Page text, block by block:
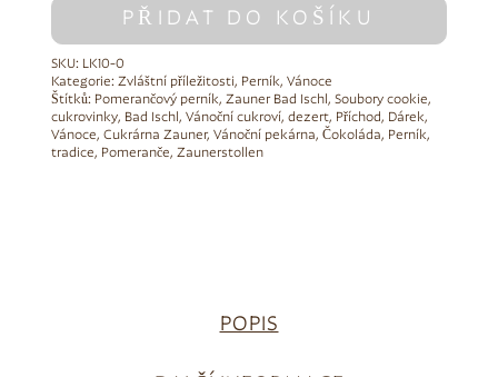
PŘIDAT DO KOŠÍKU
SKU: LK10-0
Kategorie: Zvláštní příležitosti, Perník, Vánoce
Štítků: Pomerančový perník, Zauner Bad Ischl , Soubory cookie,
cukrovinky, Bad Ischl , Vánoční cukroví, dezert, Příchod, Dárek,
Vánoce, Cukrárna Zauner, Vánoční pekárna, Čokoláda, Perník,
tradice, Pomeranče, Zaunerstollen
POPIS